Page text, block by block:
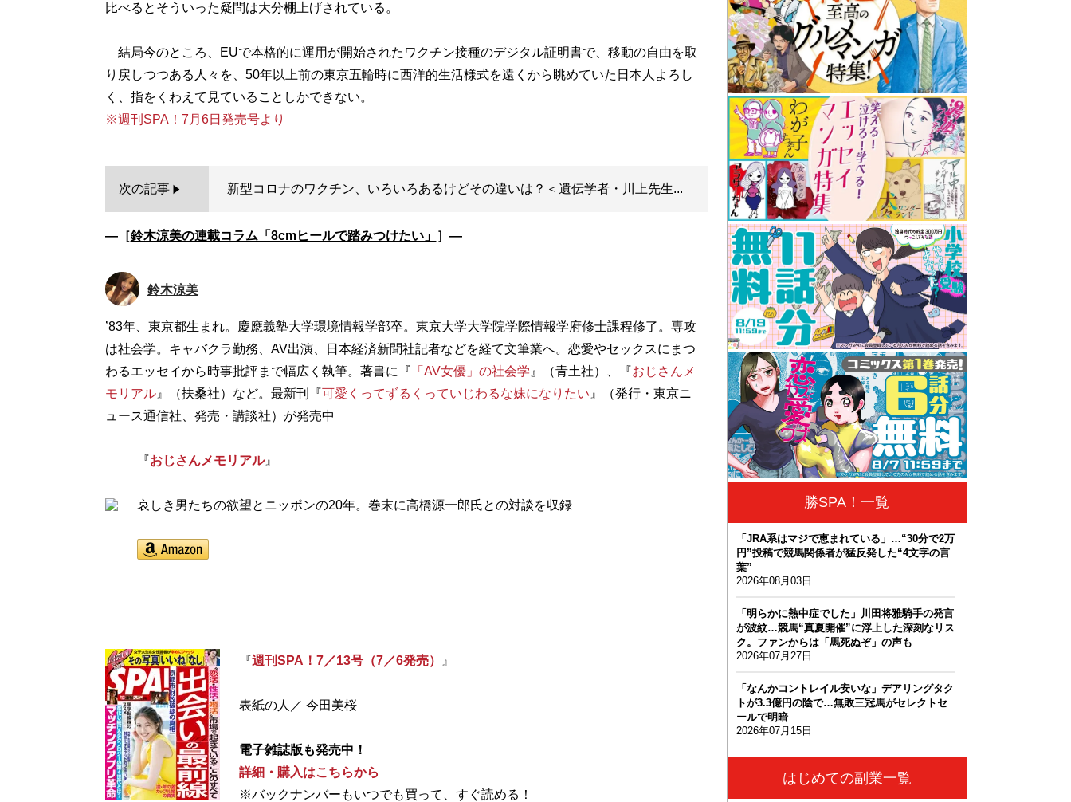
比べるとそういった疑問は大分棚上げされている。
結局今のところ、EUで本格的に運用が開始されたワクチン接種のデジタル証明書で、移動の自由を取
り戻しつつある人々を、50年以上前の東京五輪時に西洋的生活様式を遠くから眺めていた日本人よろし
※週刊SPA！7月6日発売号より
次の記事 新型コロナのワクチン、いろいろあるけどその違いは？＜遺伝学者・川上先生...
―［鈴木涼美の連載コラム「8cmヒールで踏みつけたい」 ］―
鈴木涼美
’83年、東京都生まれ。慶應義塾大学環境情報学部卒。東京大学大学院学際情報学府修士課程修了。専攻
は社会学。キャバクラ勤務、AV出演、日本経済新聞社記者などを経て文筆業へ。恋愛やセックスにまつ
わるエッセイから時事批評まで幅広く執筆。著書に『 「AV女優」の社会学 』（青土社）、『おじさんメ
モリアル』（扶桑社）など。最新刊『可愛くってずるくっていじわるな妹になりたい 』（発行・東京ニ
ュース通信社、発売・講談社）が発売中
『おじさんメモリアル』
哀しき男たちの欲望とニッポンの20年。巻末に高橋源一郎氏との対談を収録
『週刊SPA！7／13号（7／6発売） 』
表紙の人／ 今田美桜
電子雑誌版も発売中！
詳細・購入はこちらから
※バックナンバーもいつでも買って、すぐ読める！
勝SPA！一覧
「JRA系はマジで恵まれている」…“30分で2万
円”投稿で競馬関係者が猛反発した“4文字の言
葉”
2026年08月03日
「明らかに熱中症でした」川田将雅騎手の発言
が波紋…競馬“真夏開催”に浮上した深刻なリス
ク。ファンからは「馬死ぬぞ」の声も
2026年07月27日
「なんかコントレイル安いな」デアリングタク
トが3.3億円の陰で…無敗三冠馬がセレクトセ
ールで明暗
2026年07月15日
はじめての副業一覧